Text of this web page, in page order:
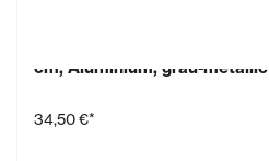
cm, Aluminium, grau-metallic
34,50 €*